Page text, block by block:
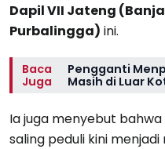
Dapil VII Jateng
Purbalingga) ini.
Baca
Juga
Pengganti
Masih di Luar
Ia juga menyebut
saling peduli kini